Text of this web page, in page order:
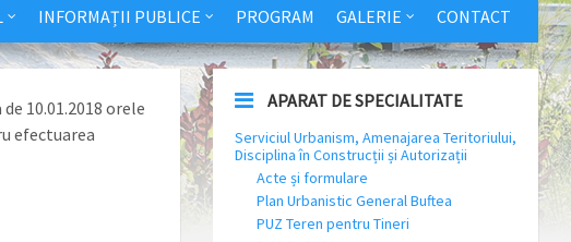
INFORMAȚII PUBLICE PROGRAM GALERIE CONTACT
10.01.2018 orele
efectuarea
APARAT DE SPECIALITATE
Serviciul Urbanism, Amenajarea Teritoriului,
Disciplina în Construcții și Autorizații
Acte și formulare
Plan Urbanistic General Buftea
PUZ Teren pentru Tineri